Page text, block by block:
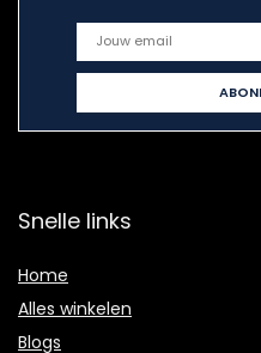
Snelle links
Home
Alles winkelen
Blogs